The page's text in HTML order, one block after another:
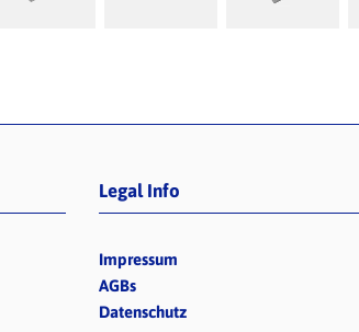
Legal Info
Impressum
AGBs
Datenschutz